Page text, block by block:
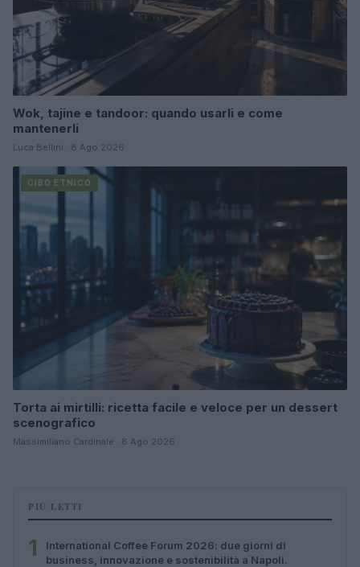
Wok, tajine e tandoor: quando usarli e come
mantenerli
Luca Bellini · 8 Ago 2026
CIBO ETNICO
Torta ai mirtilli: ricetta facile e veloce per un dessert
scenografico
Massimiliano Cardinale · 8 Ago 2026
PIÙ LETTI
1
International Coffee Forum 2026: due giorni di
business, innovazione e sostenibilità a Napoli.